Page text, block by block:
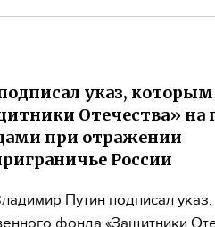
указ, которым
Отечества»
при отражении
России
Путин подписал указ,
фонда «Защитники